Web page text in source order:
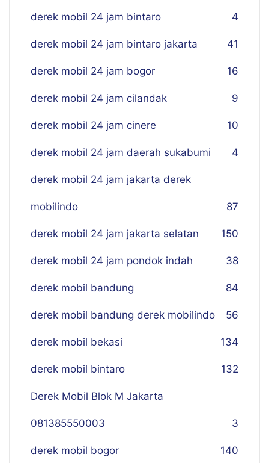
derek mobil 24 jam bintaro 4
derek mobil 24 jam bintaro jakarta 41
derek mobil 24 jam bogor 16
derek mobil 24 jam cilandak 9
derek mobil 24 jam cinere 10
derek mobil 24 jam daerah sukabumi 4
derek mobil 24 jam jakarta derek
mobilindo 87
derek mobil 24 jam jakarta selatan 150
derek mobil 24 jam pondok indah 38
derek mobil bandung 84
derek mobil bandung derek mobilindo 56
derek mobil bekasi 134
derek mobil bintaro 132
Derek Mobil Blok M Jakarta
081385550003 3
derek mobil bogor 140